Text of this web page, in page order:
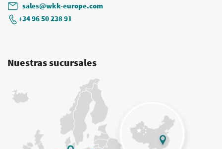
sales@wkk-europe.com
+34 96 50 238 91
Nuestras sucursales